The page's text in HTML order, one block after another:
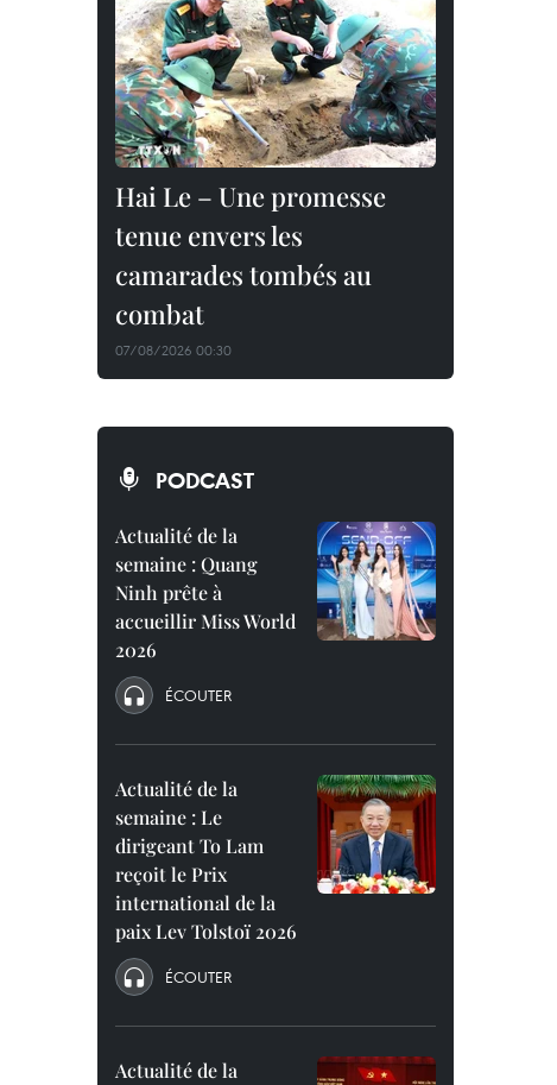
Hai Le – Une promesse
tenue envers les
camarades tombés au
combat
07/08/2026 00:30
PODCAST
Actualité de la
semaine : Quang
Ninh prête à
accueillir Miss World
2026
ÉCOUTER
Actualité de la
semaine : Le
dirigeant To Lam
reçoit le Prix
international de la
paix Lev Tolstoï 2026
ÉCOUTER
Actualité de la